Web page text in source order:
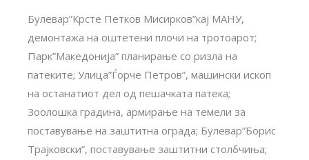
Булевар”Крсте Петков Мисирков”кај МАНУ,
демонтажа на оштетени плочи на тротоарот;
Парк”Македонија” планирање со ризла на
патеките; Улица”Ѓорче Петров”, машински ископ
на останатиот дел од пешачката патека;
Зоолошка градина, армирање на темели за
поставување на заштитна ограда; Булевар”Борис
Трајковски”, поставување заштитни столбчиња;